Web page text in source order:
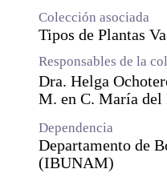
Colección asociada
Tipos de Plantas
Responsables de la
Dra. Helga
M. en C. María del
Dependencia
Departamento de
(IBUNAM)